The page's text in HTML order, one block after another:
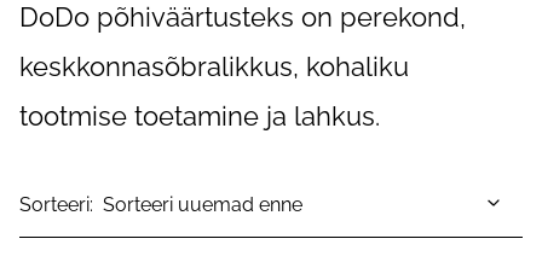
DoDo põhiväärtusteks on perekond,
keskkonnasõbralikkus, kohaliku
tootmise toetamine ja lahkus.
Sorteeri: